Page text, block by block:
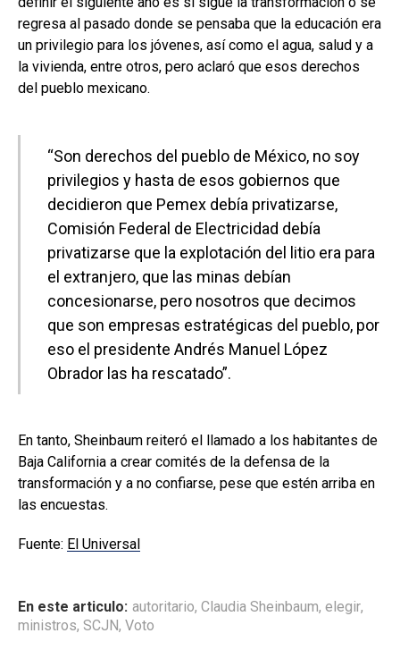
regresa al pasado donde se pensaba que la educación era
un privilegio para los jóvenes, así como el agua, salud y a
la vivienda, entre otros, pero aclaró que esos derechos
del pueblo mexicano.
“Son derechos del pueblo de México, no soy
privilegios y hasta de esos gobiernos que
decidieron que Pemex debía privatizarse,
Comisión Federal de Electricidad debía
privatizarse que la explotación del litio era para
el extranjero, que las minas debían
concesionarse, pero nosotros que decimos
que son empresas estratégicas del pueblo, por
eso el presidente Andrés Manuel López
Obrador las ha rescatado”.
En tanto, Sheinbaum reiteró el llamado a los habitantes de
Baja California a crear comités de la defensa de la
transformación y a no confiarse, pese que estén arriba en
las encuestas.
Fuente: El Universal
En este articulo: autoritario, Claudia Sheinbaum, elegir,
ministros, SCJN, Voto